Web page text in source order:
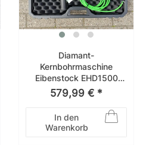
Diamant-
Kernbohrmaschine
Eibenstock EHD1500
EHD 1500 Set 0311L
579,99 € *
In den
Warenkorb